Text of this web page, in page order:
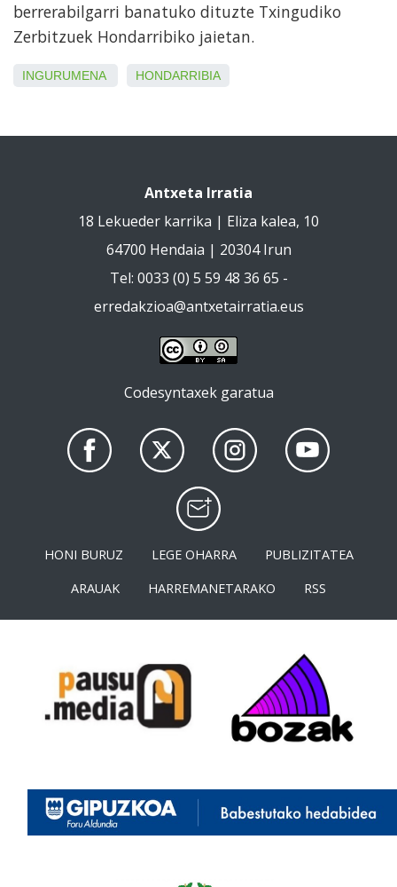
berrerabilgarri banatuko dituzte Txingudiko
Zerbitzuek Hondarribiko jaietan.
INGURUMENA HONDARRIBIA
Antxeta Irratia
18 Lekueder karrika | Eliza kalea, 10
64700 Hendaia | 20304 Irun
Tel: 0033 (0) 5 59 48 36 65 -
erredakzioa@antxetairratia.eus
Codesyntaxek garatua
HONI BURUZ LEGE OHARRA
PUBLIZITATEA
ARAUAK
HARREMANETARAKO RSS